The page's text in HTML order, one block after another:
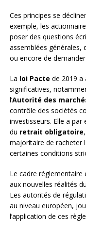
Ces principes se
exemple, les
poser des questions
assemblées générales,
ou encore de
La loi Pacte de 2019 a
significatives,
l’Autorité des
contrôle des sociétés
investisseurs. Elle a par
du retrait obligatoire
majoritaire de racheter
certaines conditions
Le cadre réglementaire
aux nouvelles réalités
Les autorités de
au niveau européen,
l’application de ces